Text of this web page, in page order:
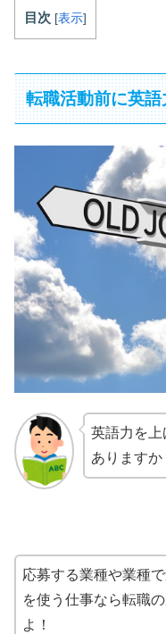
目次 [表示]
転職活動前に英
英語力を
ありますか
応募する業種や業種
を使う仕事なら転職
よ！